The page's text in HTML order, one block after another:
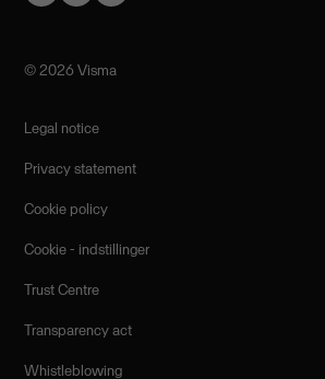
©️ 2026 Visma
Legal notice
Privacy statement
Cookie policy
Cookie - indstillinger
Trust Centre
Transparency act
Whistleblowing